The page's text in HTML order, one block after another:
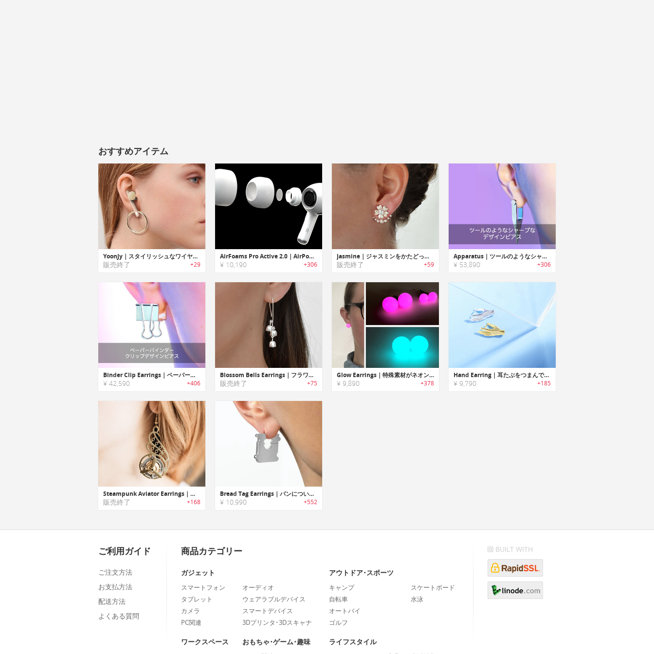
おすすめアイテム
YoonJy｜スタイリッシュなワイヤレスイヤリングイヤホン
販売終了 +29
AirFoams Pro Active 2.0｜AirPods Proのフィット感と密閉性を向上させるイヤーチップ「エアフォーム2.0」
¥ 10,190 +306
Jasmine｜ジャスミンをかたどったシルバーパールイヤリング
販売終了 +59
Apparatus｜ツールのようなシャープなデザインピアス
¥ 53,890 +306
Binder Clip Earrings｜ペーパーバインダークリップデザインピアス
¥ 42,590 +406
Blossom Bells Earrings｜フラワーベルデザインイヤリング
販売終了 +75
Glow Earrings｜特殊素材がネオンのように暗闇で光るハンドメイドピアス
¥ 9,890 +378
Hand Earring｜耳たぶをつまんでいるように見える手のカタチのピアス
¥ 9,790 +185
Steampunk Aviator Earrings｜スチームパンクアビエーターデザインイヤリング
販売終了 +168
Bread Tag Earrings｜パンについてるバッグクロージャーモチーフイヤリング
¥ 10,990 +552
ご利用ガイド
ご注文方法
お支払方法
配送方法
よくある質問
商品カテゴリー
ガジェット
スマートフォン
タブレット
カメラ
PC関連
オーディオ
ウェアラブルデバイス
スマートデバイス
3Dプリンタ･3Dスキャナ
アウトドア･スポーツ
キャンプ
自転車
オートバイ
ゴルフ
スケートボード
水泳
ワークスペース おもちゃ･ゲーム･趣味 ライフスタイル
BUILT WITH